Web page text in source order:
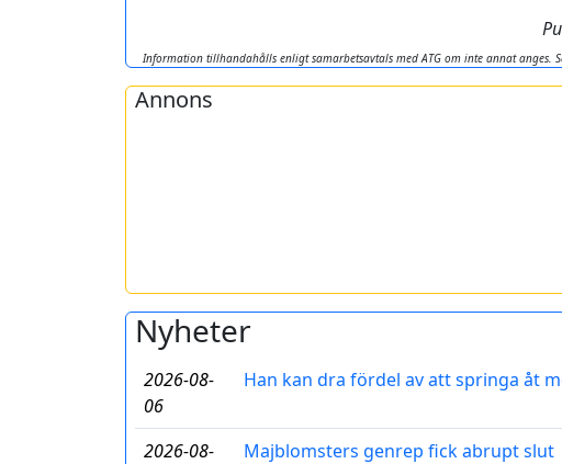
Information tillhandahålls enligt samarbetsavtals med ATG om inte annat anges.
Annons
Nyheter
2026-08-
06
Han kan dra fördel av att springa åt
2026-08-
Majblomsters genrep fick abrupt slut